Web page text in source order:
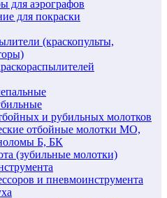
для аэрографов
для покраски
(краскопульты,
и рубильных молотков
отбойные молотки МО,
Б, БК
(зубильные молотки)
и пневмоинструмента